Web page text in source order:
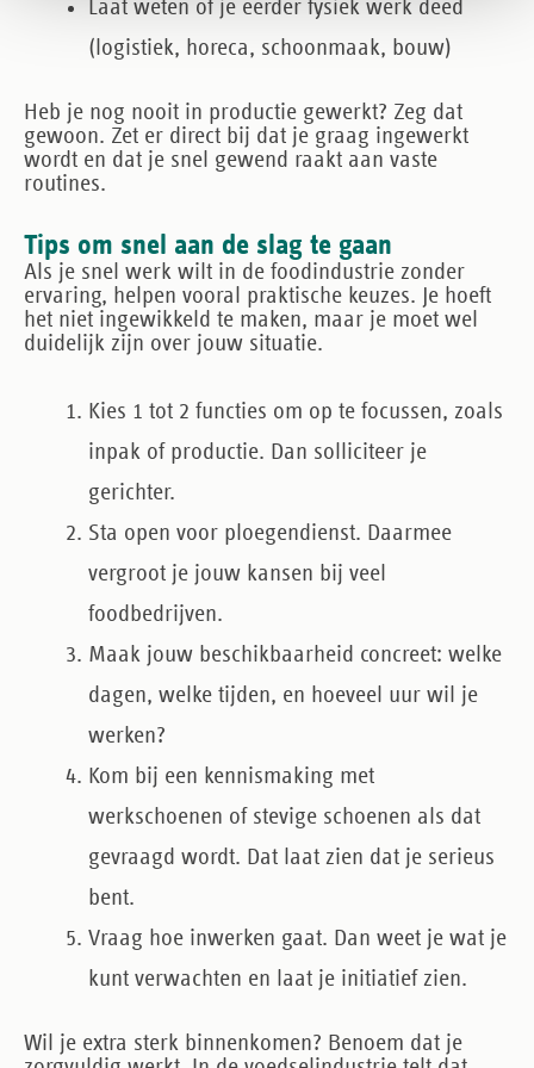
Laat weten of je eerder fysiek werk deed
(logistiek, horeca, schoonmaak, bouw)
Heb je nog nooit in productie gewerkt? Zeg dat
gewoon. Zet er direct bij dat je graag ingewerkt
wordt en dat je snel gewend raakt aan vaste
routines.
Tips om snel aan de slag te gaan
Als je snel werk wilt in de foodindustrie zonder
ervaring, helpen vooral praktische keuzes. Je hoeft
het niet ingewikkeld te maken, maar je moet wel
duidelijk zijn over jouw situatie.
Kies 1 tot 2 functies om op te focussen, zoals
inpak of productie. Dan solliciteer je
gerichter.
Sta open voor ploegendienst. Daarmee
vergroot je jouw kansen bij veel
foodbedrijven.
Maak jouw beschikbaarheid concreet: welke
dagen, welke tijden, en hoeveel uur wil je
werken?
Kom bij een kennismaking met
werkschoenen of stevige schoenen als dat
gevraagd wordt. Dat laat zien dat je serieus
bent.
Vraag hoe inwerken gaat. Dan weet je wat je
kunt verwachten en laat je initiatief zien.
Wil je extra sterk binnenkomen? Benoem dat je